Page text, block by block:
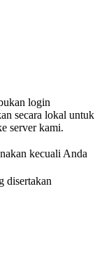
login
secara lokal untuk
server kami.
kecuali Anda
disertakan